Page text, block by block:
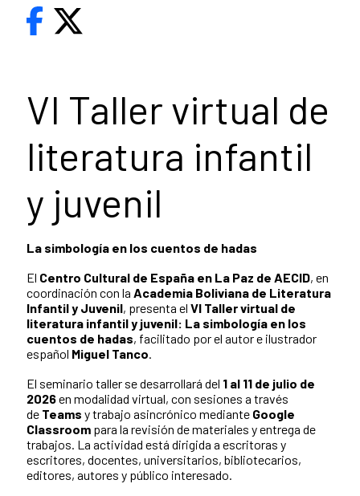
VI Taller virtual de
literatura infantil
y juvenil
La simbología en los cuentos de hadas
El Centro Cultural de España en La Paz de AECID, en
coordinación con la Academia Boliviana de Literatura
Infantil y Juvenil, presenta el VI Taller virtual de
literatura infantil y juvenil: La simbología en los
cuentos de hadas, facilitado por el autor e ilustrador
español Miguel Tanco.
El seminario taller se desarrollará del 1 al 11 de julio de
2026en modalidad virtual, con sesiones a través
de Teams y trabajo asincrónico mediante Google
Classroom para la revisión de materiales y entrega de
trabajos. La actividad está dirigida a escritoras y
escritores, docentes, universitarios, bibliotecarios,
editores, autores y público interesado.